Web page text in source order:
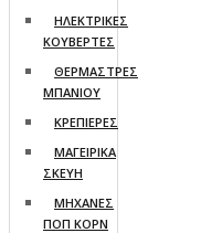
ΗΛΕΚΤΡΙΚΕΣ
ΚΟΥΒΕΡΤΕΣ
ΘΕΡΜΑΣΤΡΕΣ
ΜΠΑΝΙΟΥ
ΚΡΕΠΙΕΡΕΣ
ΜΑΓΕΙΡΙΚΑ
ΣΚΕΥΗ
ΜΗΧΑΝΕΣ
ΠΟΠ ΚΟΡΝ